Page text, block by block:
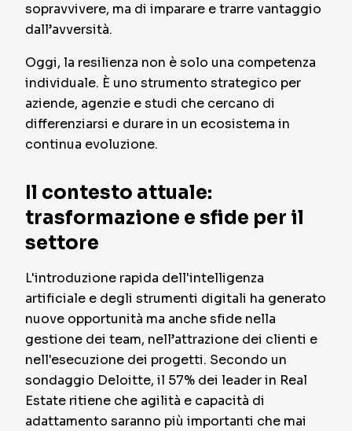
sopravvivere, ma di imparare e trarre vantaggio
dall’avversità.
Oggi, la resilienza non è solo una competenza
individuale. È uno strumento strategico per
aziende, agenzie e studi che cercano di
differenziarsi e durare in un ecosistema in
continua evoluzione.
Il contesto attuale:
trasformazione e sfide per il
settore
L'introduzione rapida dell'intelligenza
artificiale e degli strumenti digitali ha generato
nuove opportunità ma anche sfide nella
gestione dei team, nell’attrazione dei clienti e
nell'esecuzione dei progetti. Secondo un
sondaggio Deloitte, il 57% dei leader in Real
Estate ritiene che agilità e capacità di
adattamento saranno più importanti che mai